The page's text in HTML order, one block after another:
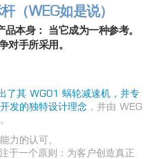
（WEG如是说）
本身： 当它成为一种参考。
对手所采用。
了其 WG01 蜗轮减速机，并专
发的独特设计理念 ，并由 WEG
力的认可。
于一个原则：为客户创造真正